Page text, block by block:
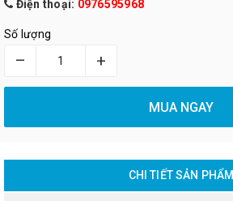
Điện thoại: 0976595968
Số lượng
– +
MUA NGAY
CHI TIẾT SẢN PHẨM